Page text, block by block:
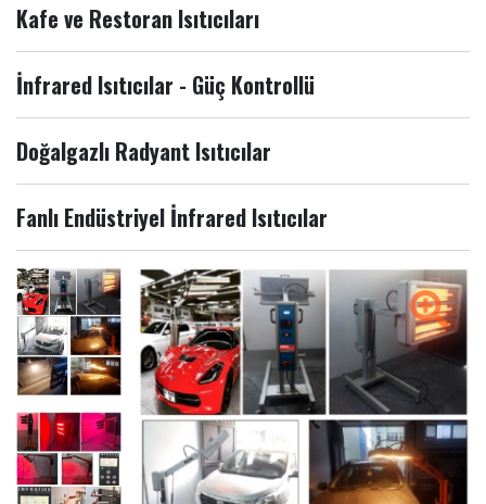
Kafe ve Restoran Isıtıcıları
İnfrared Isıtıcılar - Güç Kontrollü
Doğalgazlı Radyant Isıtıcılar
Fanlı Endüstriyel İnfrared Isıtıcılar